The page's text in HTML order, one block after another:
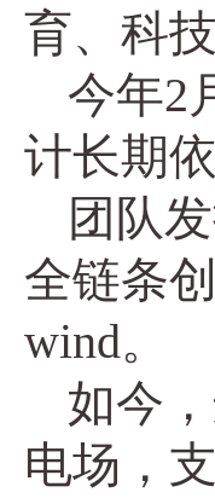
育、科
今年2
计长期
团队
全链条
wind。
如今
电场，